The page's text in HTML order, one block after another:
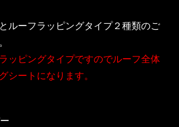
ルーフラッピングタイプ２種類のご
ッピングタイプですのでルーフ全体
シートになります。